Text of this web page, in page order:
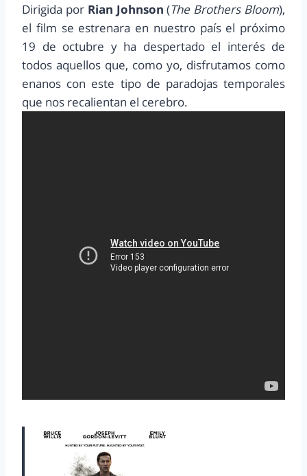
Dirigida por Rian Johnson (The Brothers Bloom),
el film se estrenara en nuestro país el próximo
19 de octubre y ha despertado el interés de
todos aquellos que, como yo, disfrutamos como
enanos con este tipo de paradojas temporales
que nos recalientan el cerebro.